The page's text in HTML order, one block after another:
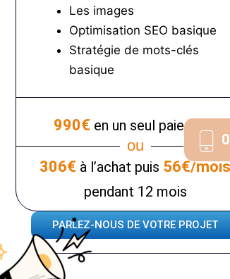
Les images
Optimisation SEO basique
Stratégie de mots-clés
basique
990€ en un seul paiement
ou
306€ à l’achat puis 56€/
pendant 12 mois
PARLEZ-NOUS DE VOTRE PROJET